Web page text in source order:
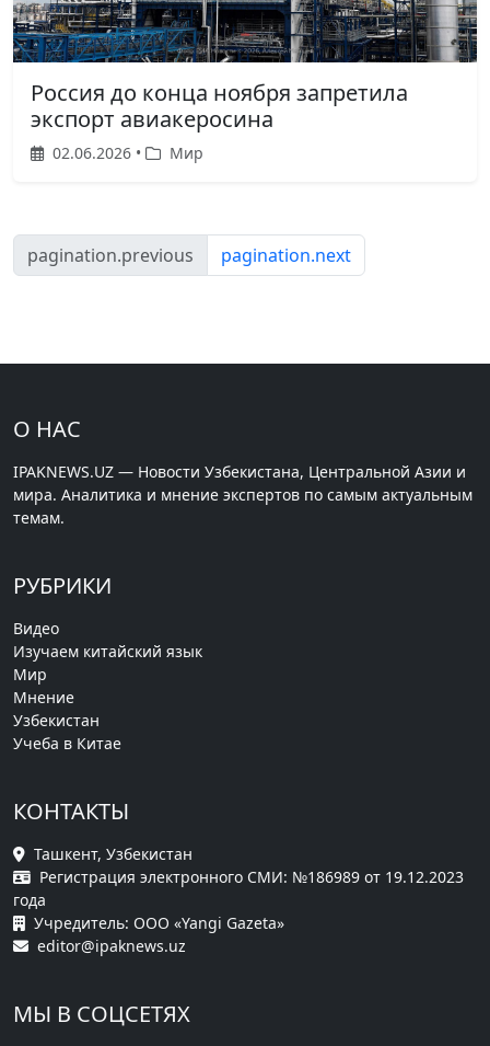
Россия до конца ноября запретила
экспорт авиакеросина
02.06.2026 • Мир
pagination.previous pagination.next
О НАС
IPAKNEWS.UZ — Новости Узбекистана, Центральной Азии и
мира. Аналитика и мнение экспертов по самым актуальным
темам.
РУБРИКИ
Видео
Изучаем китайский язык
Мир
Мнение
Узбекистан
Учеба в Китае
КОНТАКТЫ
Ташкент, Узбекистан
Регистрация электронного СМИ: №186989 от 19.12.2023
года
Учредитель: ООО «Yangi Gazeta»
editor@ipaknews.uz
МЫ В СОЦСЕТЯХ